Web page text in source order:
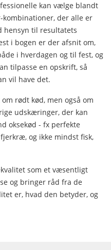
kan vælge blandt
der alle er
hensyn til resultatets
i bogen er der afsnit om,
i hverdagen og til fest, og
tilpasse en opskrift, så
vil have det.
rødt kød, men også om
udskæringer, der kan
oksekød - fx perfekte
og ikke mindst fisk,
som et væsentligt
og bringer råd fra de
er, hvad den betyder, og